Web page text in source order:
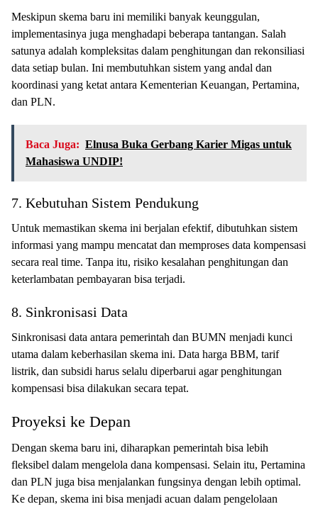
Meskipun skema baru ini memiliki banyak keunggulan,
implementasinya juga menghadapi beberapa tantangan. Salah
satunya adalah kompleksitas dalam penghitungan dan rekonsiliasi
data setiap bulan. Ini membutuhkan sistem yang andal dan
koordinasi yang ketat antara Kementerian Keuangan, Pertamina,
dan PLN.
Baca Juga: Elnusa Buka Gerbang Karier Migas untuk
Mahasiswa UNDIP!
7. Kebutuhan Sistem Pendukung
Untuk memastikan skema ini berjalan efektif, dibutuhkan sistem
informasi yang mampu mencatat dan memproses data kompensasi
secara real time. Tanpa itu, risiko kesalahan penghitungan dan
keterlambatan pembayaran bisa terjadi.
8. Sinkronisasi Data
Sinkronisasi data antara pemerintah dan BUMN menjadi kunci
utama dalam keberhasilan skema ini. Data harga BBM, tarif
listrik, dan subsidi harus selalu diperbarui agar penghitungan
kompensasi bisa dilakukan secara tepat.
Proyeksi ke Depan
Dengan skema baru ini, diharapkan pemerintah bisa lebih
fleksibel dalam mengelola dana kompensasi. Selain itu, Pertamina
dan PLN juga bisa menjalankan fungsinya dengan lebih optimal.
Ke depan, skema ini bisa menjadi acuan dalam pengelolaan